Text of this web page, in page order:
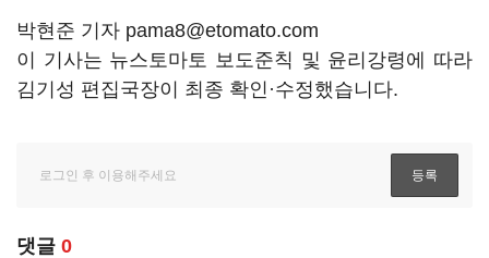
박현준 기자 pama8@etomato.com
이 기사는 뉴스토마토 보도준칙 및 윤리강령에 따라
김기성 편집국장이 최종 확인·수정했습니다.
댓글 0